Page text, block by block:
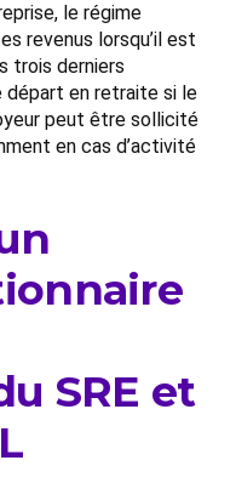
le régime
revenus lorsqu’il est
trois derniers
départ en retraite si le
peut être sollicité
en cas d’activité
SRE et